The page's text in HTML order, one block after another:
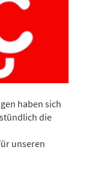
haben sich
die
unseren